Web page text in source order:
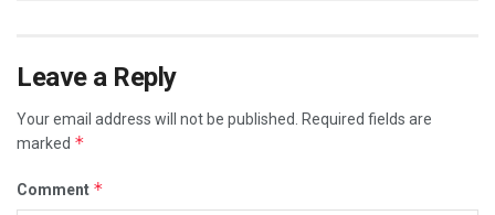
Leave a Reply
Your email address will not be published.
Required fields are
marked *
Comment *